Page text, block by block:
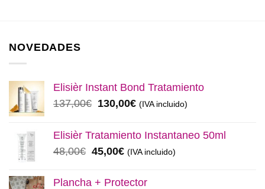
NOVEDADES
Elisièr Instant Bond Tratamiento
137,00€ El
original
137,00€.
130,00€El
actual
130,00€.
(IVA incluido)
Elisièr Tratamiento Instantaneo 50ml
48,00€ El
original
45,00€El
actual
(IVA incluido)
Plancha + Protector